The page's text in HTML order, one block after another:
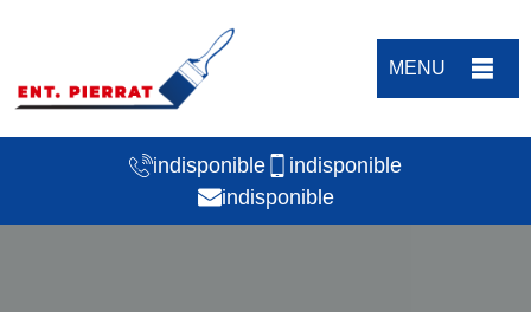
MENU
indisponible
indisponible
indisponible